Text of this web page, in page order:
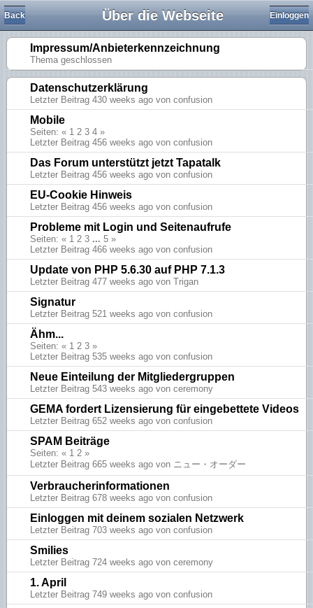
Über die Webseite
Back Einloggen
Impressum/Anbieterkennzeichnung
Thema geschlossen
Datenschutzerklärung
Letzter Beitrag 430 weeks ago von confusion
Mobile
Seiten: « 1 2 3 4 »
Letzter Beitrag 456 weeks ago von confusion
Das Forum unterstützt jetzt Tapatalk
Letzter Beitrag 456 weeks ago von confusion
EU-Cookie Hinweis
Letzter Beitrag 456 weeks ago von confusion
Probleme mit Login und Seitenaufrufe
Seiten: « 1 2 3 ... 5 »
Letzter Beitrag 466 weeks ago von confusion
Update von PHP 5.6.30 auf PHP 7.1.3
Letzter Beitrag 477 weeks ago von Trigan
Signatur
Letzter Beitrag 521 weeks ago von confusion
Ähm...
Seiten: « 1 2 3 »
Letzter Beitrag 535 weeks ago von confusion
Neue Einteilung der Mitgliedergruppen
Letzter Beitrag 543 weeks ago von ceremony
GEMA fordert Lizensierung für eingebettete Videos
Letzter Beitrag 652 weeks ago von confusion
SPAM Beiträge
Seiten: « 1 2 »
Letzter Beitrag 665 weeks ago von ニュー・オーダー
Verbraucherinformationen
Letzter Beitrag 678 weeks ago von confusion
Einloggen mit deinem sozialen Netzwerk
Letzter Beitrag 703 weeks ago von confusion
Smilies
Letzter Beitrag 724 weeks ago von ceremony
1. April
Letzter Beitrag 749 weeks ago von confusion